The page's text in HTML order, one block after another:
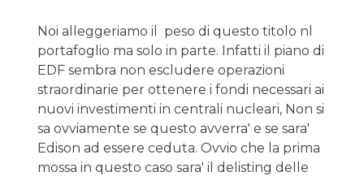
Noi alleggeriamo il peso di questo titolo nl
portafoglio ma solo in parte. Infatti il piano di
EDF sembra non escludere operazioni
straordinarie per ottenere i fondi necessari ai
nuovi investimenti in centrali nucleari, Non si
sa ovviamente se questo avverra' e se sara'
Edison ad essere ceduta. Ovvio che la prima
mossa in questo caso sara' il delisting delle